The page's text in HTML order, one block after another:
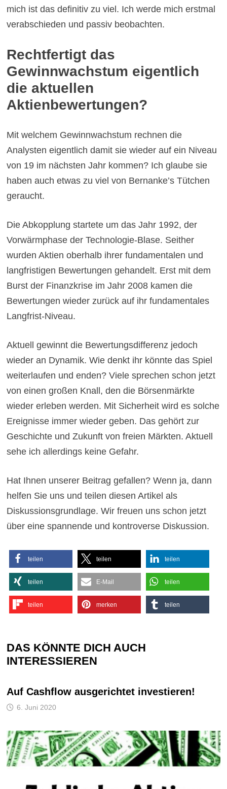
mich ist das definitiv zu viel. Ich werde mich erstmal
verabschieden und passiv beobachten.
Rechtfertigt das
Gewinnwachstum eigentlich
die aktuellen
Aktienbewertungen?
Mit welchem Gewinnwachstum rechnen die
Analysten eigentlich damit sie wieder auf ein Niveau
von 19 im nächsten Jahr kommen? Ich glaube sie
haben auch etwas zu viel von Bernanke’s Tütchen
geraucht.
Die Abkopplung startete um das Jahr 1992, der
Vorwärmphase der Technologie-Blase. Seither
wurden Aktien oberhalb ihrer fundamentalen und
langfristigen Bewertungen gehandelt. Erst mit dem
Burst der Finanzkrise im Jahr 2008 kamen die
Bewertungen wieder zurück auf ihr fundamentales
Langfrist-Niveau.
Aktuell gewinnt die Bewertungsdifferenz jedoch
wieder an Dynamik. Wie denkt ihr könnte das Spiel
weiterlaufen und enden? Viele sprechen schon jetzt
von einen großen Knall, den die Börsenmärkte
wieder erleben werden. Mit Sicherheit wird es solche
Ereignisse immer wieder geben. Das gehört zur
Geschichte und Zukunft von freien Märkten. Aktuell
sehe ich allerdings keine Gefahr.
Hat Ihnen unserer Beitrag gefallen? Wenn ja, dann
helfen Sie uns und teilen diesen Artikel als
Diskussionsgrundlage. Wir freuen uns schon jetzt
über eine spannende und kontroverse Diskussion.
teilen teilen teilen
teilen E-Mail teilen
teilen merken teilen
DAS KÖNNTE DICH AUCH
INTERESSIEREN
Auf Cashflow ausgerichtet investieren!
6. Juni 2020